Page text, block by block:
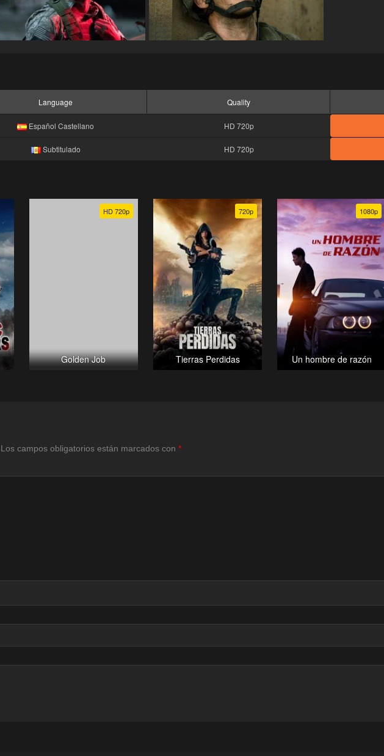
Language Quality
Español Castellano HD 720p
Subtitulado HD 720p
HD 720p
Golden Job
720p
Tierras Perdidas
1080p
Un hombre de razón
Los campos obligatorios están marcados con *